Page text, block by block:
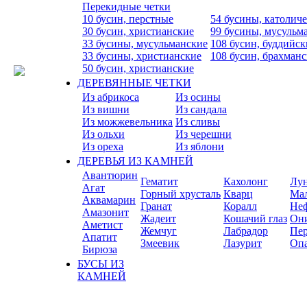
Перекидные четки
10 бусин, перстные
30 бусин, христианские
33 бусины, мусульманские
33 бусины, христианские
50 бусин, христианские
54 бусины,
99 бусины,
108 бусин,
108 бусин,
ДЕРЕВЯННЫЕ ЧЕТКИ
Из абрикоса
Из вишни
Из можжевельника
Из ольхи
Из ореха
Из осины
Из сандала
Из сливы
Из черешни
Из яблони
ДЕРЕВЬЯ ИЗ КАМНЕЙ
Авантюрин
Агат
Аквамарин
Амазонит
Аметист
Апатит
Бирюза
Гематит
Горный хрусталь
Гранат
Жадеит
Жемчуг
Змеевик
Кахолонг
Кварц
Коралл
Кошачий глаз
Лабрадор
Лазурит
БУСЫ ИЗ
КАМНЕЙ